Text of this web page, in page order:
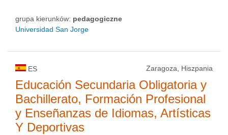
grupa kierunków: pedagogiczne
Universidad San Jorge
ES Zaragoza, Hiszpania
Educación Secundaria Obligatoria y
Bachillerato, Formación Profesional
y Enseñanzas de Idiomas, Artísticas
Y Deportivas